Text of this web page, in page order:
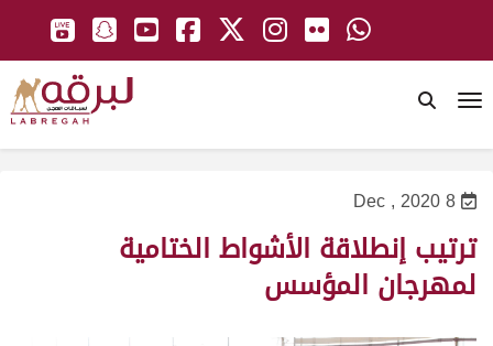
8 Dec , 2020
ترتيب إنطلاقة الأشواط الختامية
لمهرجان المؤسس